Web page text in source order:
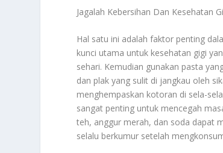
Jagalah Kebersihan Dan Kesehatan
Hal satu ini adalah faktor penting
kunci utama untuk kesehatan gigi
sehari. Kemudian gunakan pasta
dan plak yang sulit di jangkau oleh
menghempaskan kotoran di sela-
sangat penting untuk mencegah
teh, anggur merah, dan soda dapat
selalu berkumur setelah